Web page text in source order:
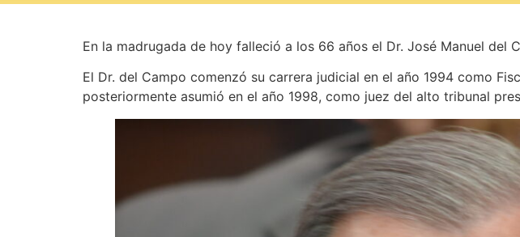
En la madrugada de hoy falleció a los 66 años el Dr. José Manuel
El Dr. del Campo comenzó su carrera judicial en el año 1994 como
posteriormente asumió en el año 1998, como juez del alto tribunal